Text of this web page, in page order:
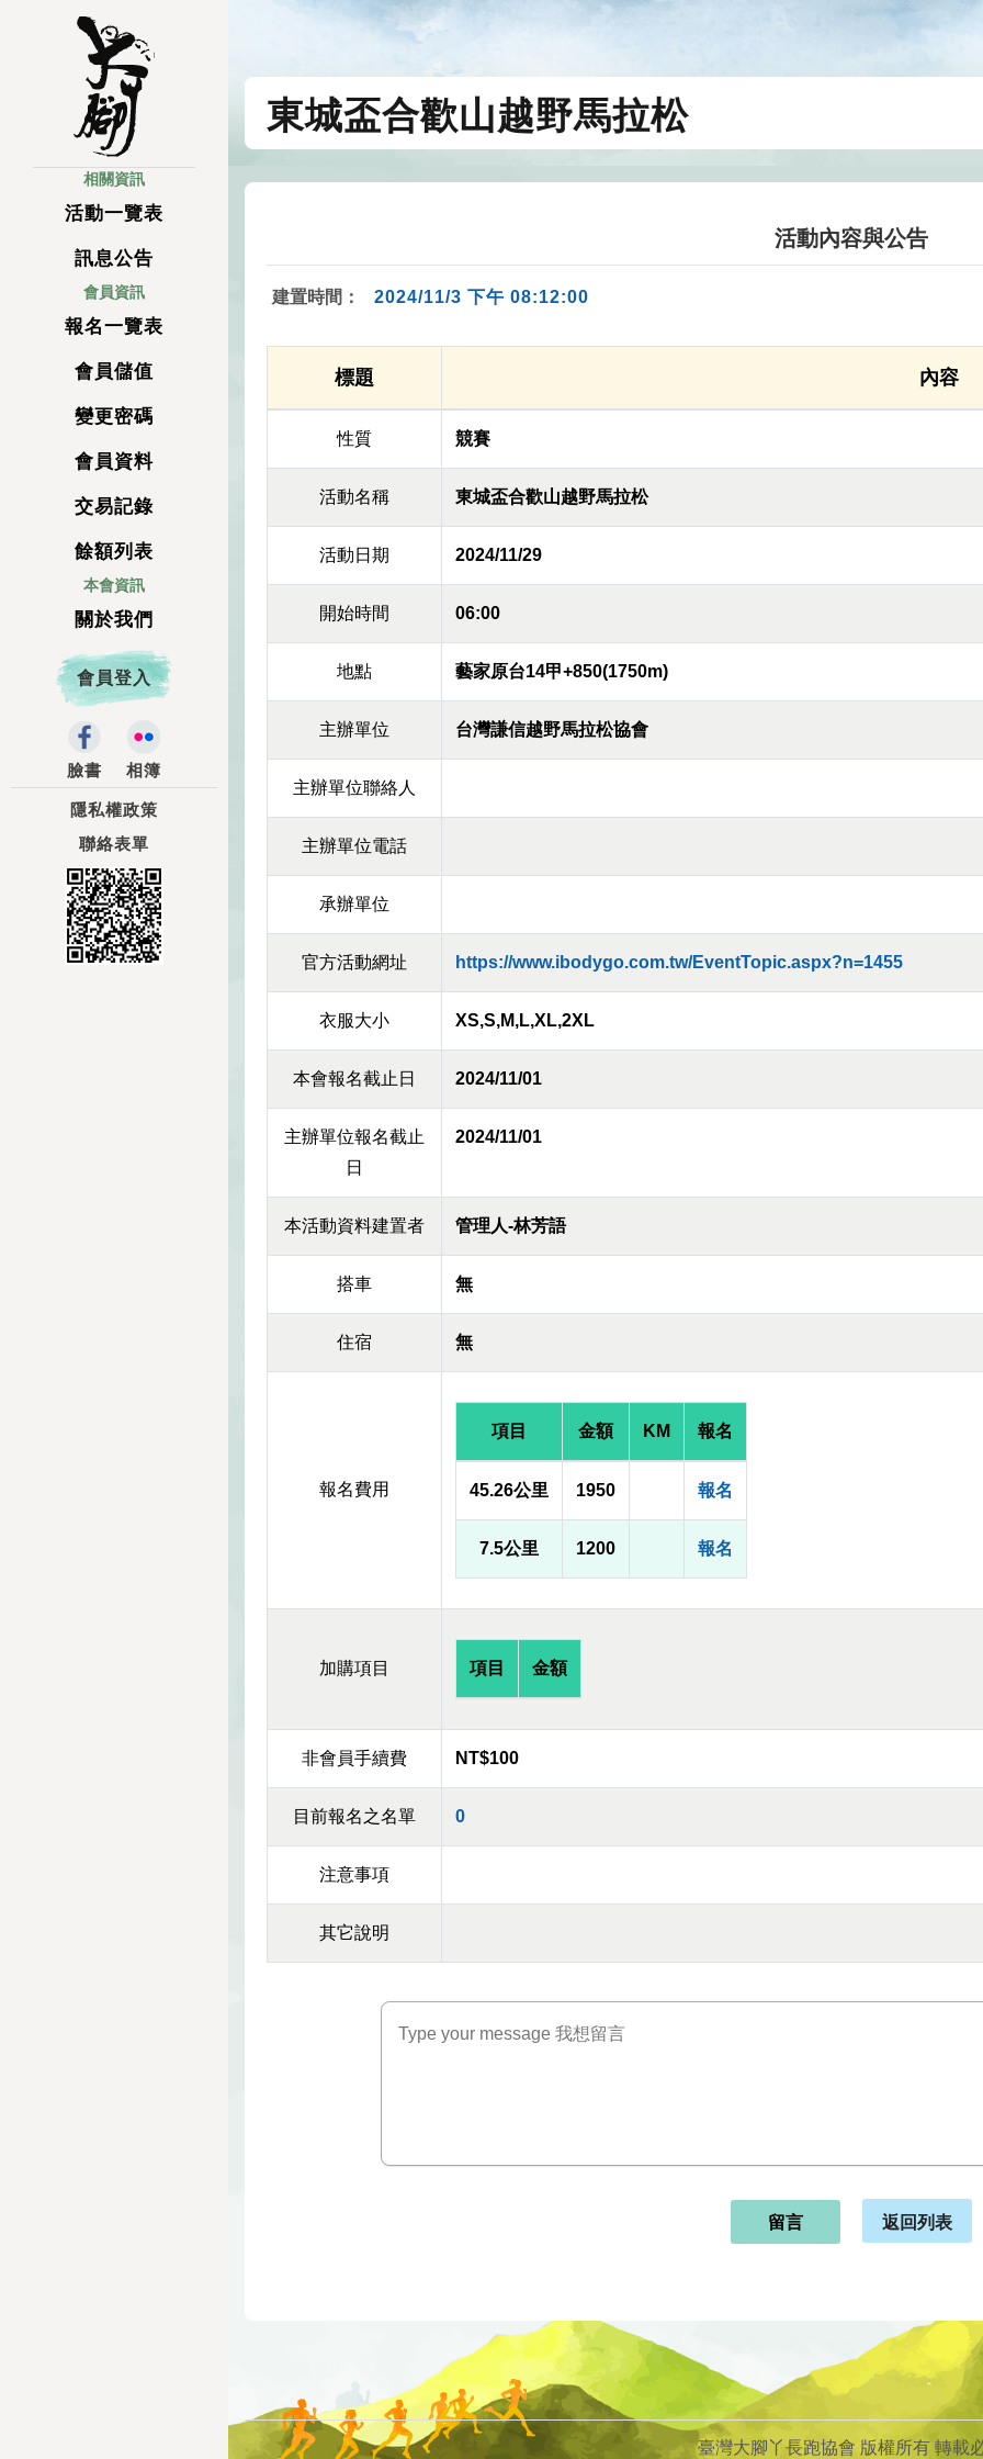
相關資訊
活動一覽表
訊息公告
會員資訊
報名一覽表
會員儲值
變更密碼
會員資料
交易記錄
餘額列表
本會資訊
關於我們
會員登入
臉書 相簿
隱私權政策
聯絡表單
東城盃合歡山越野馬拉松
活動內容與公告
建置時間： 2024/11/3 下午 08:12:00
標題 內容
性質 競賽
活動名稱 東城盃合歡山越野馬拉松
活動日期 2024/11/29
開始時間 06:00
地點 藝家原台14甲+850(1750m)
主辦單位 台灣謙信越野馬拉松協會
主辦單位聯絡人
主辦單位電話
承辦單位
官方活動網址 https://www.ibodygo.com.tw/EventTopic.aspx?n=1455
衣服大小 XS,S,M,L,XL,2XL
本會報名截止日 2024/11/01
主辦單位報名截止
日
2024/11/01
本活動資料建置者 管理人-林芳語
搭車 無
住宿 無
報名費用
項目 金額 KM 報名
45.26公里 1950 報名
7.5公里 1200 報名
加購項目 項目 金額
非會員手續費 NT$100
目前報名之名單 0
注意事項
其它說明
留言 返回列表
臺灣大腳丫長跑協會 版權所有 轉載